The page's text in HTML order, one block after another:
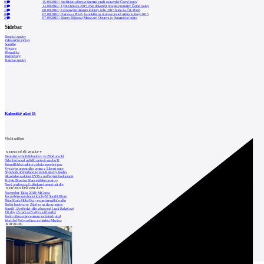
0 15.09.2010 |Architekti připraví územní studii ostravské Černé louky
0
13.09.2010 |Tým Ostrava 2015 chce dokončit projekt proměny Černé louky
1
08.09.2010 |Evropským městem kultury roku 2015 bude za ČR Plzeň
0
07.09.2010 |Ostrava a Plzeň, kandidáti na titul evropské město kultury 2015
2
07.09.2010 |Rients Dijkstra (Maxwan): Ostrava je dynamické místo
Sidebar
Domácí zprávy
Zahraniční zprávy
Soutěže
Výstavy
Přednášky
Rozhovory
Tiskové zprávy
Kalendář akcí 15
Vložit událost
NEJNOVĚJŠÍ ZPRÁVY
Demolici vyhořelé budovy ve Zlíně urychl
Odvolací soud nařídil zastavit stavbu Tr
Kroměřížská radnice získala stavební pov
Výstavba urgentního centra v Liberci ome
Nymburk přehodnocuje záměr stavby školky
Akustické zasklení IZOS s ověřenými hodnotami
Projekt Blueriot: Kancelářské prostory
Nový stadion za Lužánkami nesmí mít dle
NEJČTENĚJŠÍ ZPRÁVY
November Talks 2018: M.Corea
Jak nejlépe navrhnout kuchyň? Soutěž Blum
Dům Karla Hubáčka – experimentální rodin
Hořící budova ve Zlíně se na dvou místec
Soutěž „Umělecké dílo věnované Lucii Bakešové
Tři dny, tři noci a tři vily v záři světel
Kolín připravuje centrum sociálních služ
World of Volvo očima architekta Martina
KATALOG